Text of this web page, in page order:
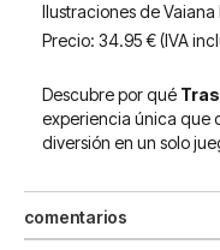
Ilustraciones de
Precio: 34.95 € (IVA
Descubre por qué
experiencia única que
diversión en un solo
comentarios